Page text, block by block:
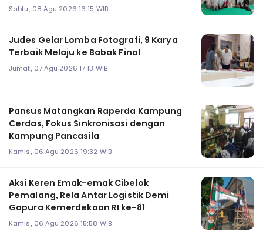
Sabtu, 08 Agu 2026 16:15 WIB
Judes Gelar Lomba Fotografi, 9 Karya
Terbaik Melaju ke Babak Final
Jumat, 07 Agu 2026 17:13 WIB
Pansus Matangkan Raperda Kampung
Cerdas, Fokus Sinkronisasi dengan
Kampung Pancasila
Kamis, 06 Agu 2026 19:32 WIB
Aksi Keren Emak-emak Cibelok
Pemalang, Rela Antar Logistik Demi
Gapura Kemerdekaan RI ke-81
Kamis, 06 Agu 2026 15:58 WIB